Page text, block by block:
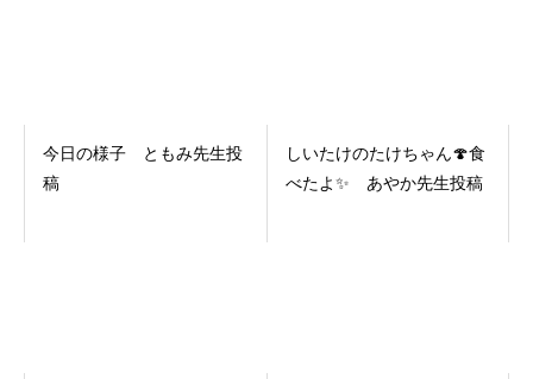
今日の様子 ともみ先生投
稿
しいたけのたけちゃん🍄食
べたよ✨ あやか先生投稿